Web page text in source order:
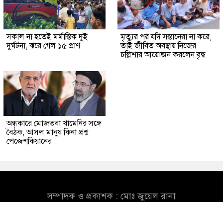
সকাল না হতেই মর্মান্তিক দুই
দুর্ঘটনা, ঝরে গেল ১৫ প্রাণ
মৃত্যুর পর যদি সন্তানেরা না করে,
তাই জীবিত অবস্থায় নিজের
চল্লিশার আয়োজন করলেন বৃদ্ধ
অন্ধকারে মোজতবা খামেনির সঙ্গে
বৈঠক, আসল মানুষ কিনা প্রশ্ন
পেজেশকিয়ানের
সম্পাদক ও প্রকাশক : মোঃ জুয়েল রানা